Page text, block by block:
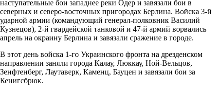
наступательные бои западнее реки Одер и завязали бои в
северных и северо-восточных пригородах Берлина. Войска 3-й
ударной армии (командующий генерал-полковник Василий
Кузнецов), 2-й гвардейской танковой и 47-й армий ворвались
апрель на окраину Берлина и завязали сражение в городе.
В этот день войска 1-го Украинского фронта на дрезденском
направлении заняли города Калау, Люккау, Ной-Вельцов,
Зенфтенберг, Лаутаверк, Каменц, Бауцен и завязали бои за
Кенигсбрюк.